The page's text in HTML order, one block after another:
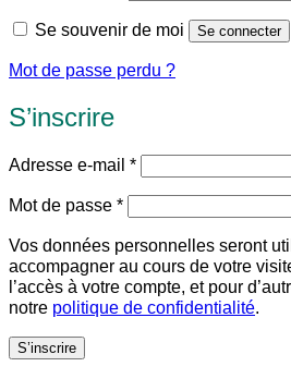
Se souvenir de moi Se connecter
Mot de passe perdu ?
S’inscrire
Adresse e-mail *Obligatoire
Mot de passe *Obligatoire
Vos données personnelles seront
accompagner au cours de votre
l’accès à votre compte, et pour
notre politique de confidentialité.
S’inscrire